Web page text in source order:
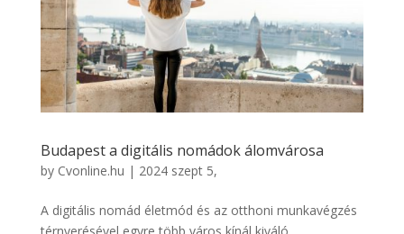
Budapest a digitális nomádok álomvárosa
by Cvonline.hu | 2024 szept 5,
A digitális nomád életmód és az otthoni munkavégzés